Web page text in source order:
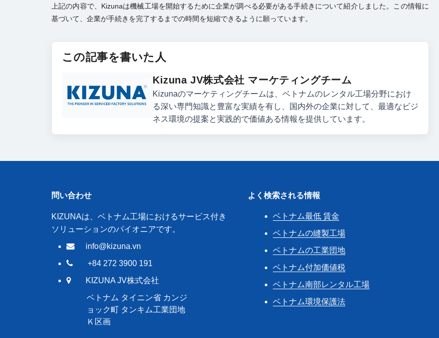
上記の内容で、Kizunaは機械工場を開始するために企業が調べる必要がある手続きについて紹介しました。この情報に
基づいて、企業が手続きを完了するまでの時間を短縮できるように願っています。
この記事を書いた人
Kizuna JV株式会社 マーケティングチーム
Kizunaのマーケティングチームは、ベトナムのレンタル工場分野におけ
る深い専門知識と豊富な実績を有し、国内外の企業に対して、最適なビジ
ネス環境の提案と実践的で価値ある情報を提供しています。
問い合わせ
KIZUNAは、ベトナム工場におけるサービス付き
ソリューションのパイオニアです。
info@kizuna.vn
+84 272 3900 191
KIZUNA JV株式会社
ベトナム タイニン省 カンジ
ョック町 タンキム工業団地
Ｋ区画
よく検索される情報
ベトナム最低 賃金
ベトナムの縫製工場
ベトナムの工業団地
ベトナム付加価値税
ベトナム南部レンタル工場
ベトナム環境保護法